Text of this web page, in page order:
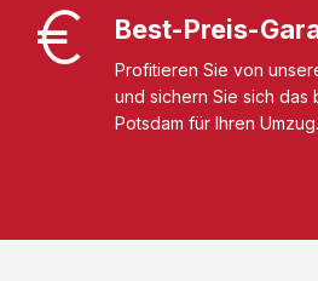
Best-Preis-
Profitieren Sie von
und sichern Sie sich das
Potsdam für Ihren Umzug.